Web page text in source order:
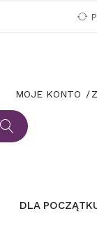
MOJE KONTO
DLA